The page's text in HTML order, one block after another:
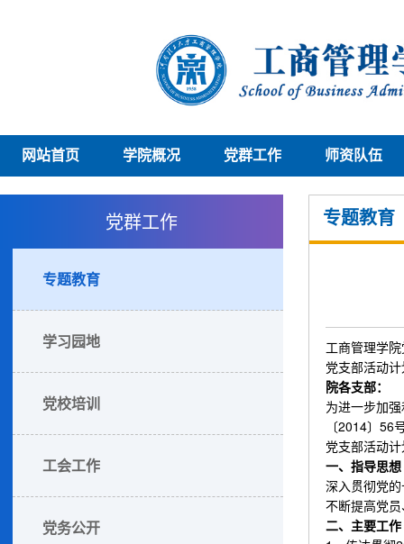
网站首页 学院概况 党群工作 师资队伍
党群工作
专题教育
学习园地
党校培训
工会工作
党务公开
专题教育
工商管理学
党支部活动
院各支部：
为进一步加
〔2014〕
党支部活动
一、指导思想
深入贯彻党
不断提高党
二、主要工作